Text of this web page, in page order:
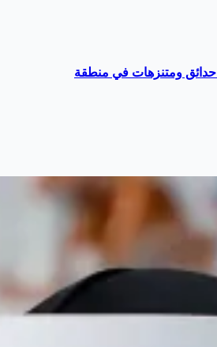
تعرف على أفضل 4 حدائق ومتنزهات في منطقة